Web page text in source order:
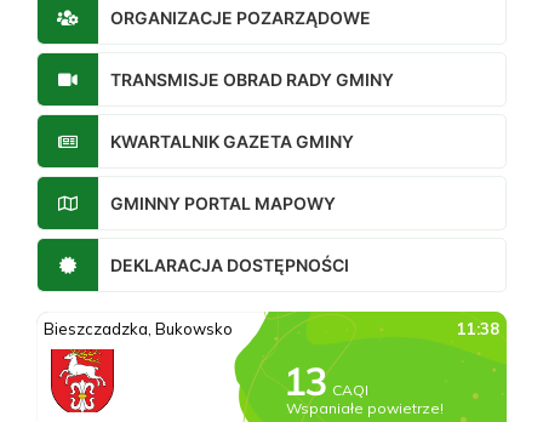
ORGANIZACJE POZARZĄDOWE
TRANSMISJE OBRAD RADY GMINY
KWARTALNIK GAZETA GMINY
GMINNY PORTAL MAPOWY
DEKLARACJA DOSTĘPNOŚCI